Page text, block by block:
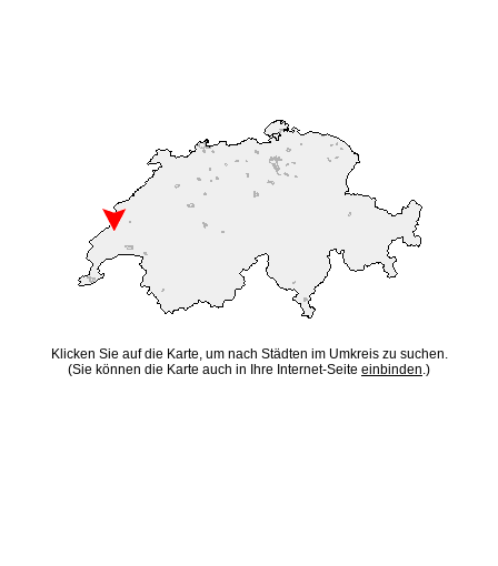
Klicken Sie auf die Karte, um nach Städten im Umkreis zu suchen.
(Sie können die Karte auch in Ihre Internet-Seite einbinden.)